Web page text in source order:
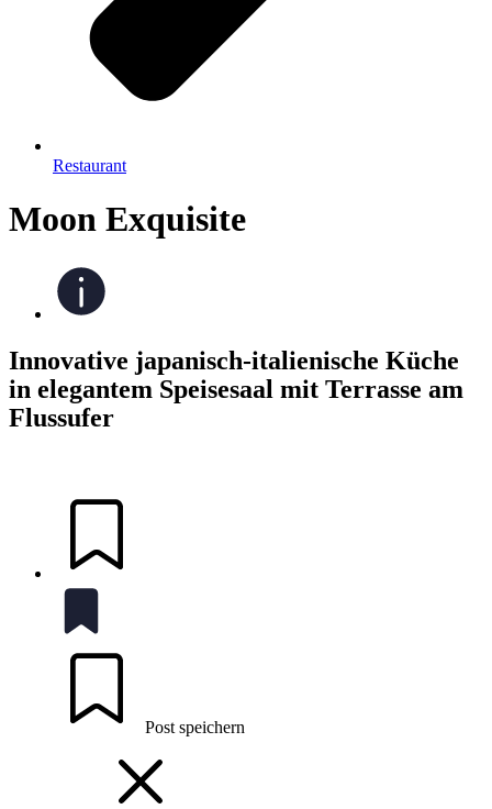
Restaurant
Moon Exquisite
Innovative japanisch-italienische Küche
in elegantem Speisesaal mit Terrasse am
Flussufer
Post speichern